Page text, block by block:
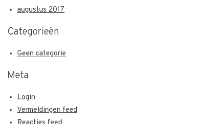
augustus 2017
Categorieën
Geen categorie
Meta
Login
Vermeldingen feed